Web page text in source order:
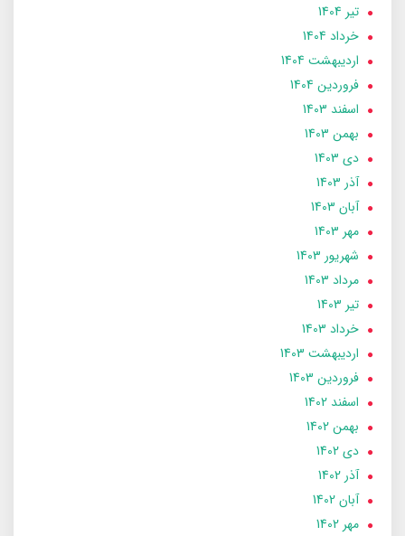
تير 1404
خرداد 1404
ارديبهشت 1404
فروردین 1404
اسفند 1403
بهمن 1403
دی 1403
آذر 1403
آبان 1403
مهر 1403
شهریور 1403
مرداد 1403
تير 1403
خرداد 1403
ارديبهشت 1403
فروردین 1403
اسفند 1402
بهمن 1402
دی 1402
آذر 1402
آبان 1402
مهر 1402